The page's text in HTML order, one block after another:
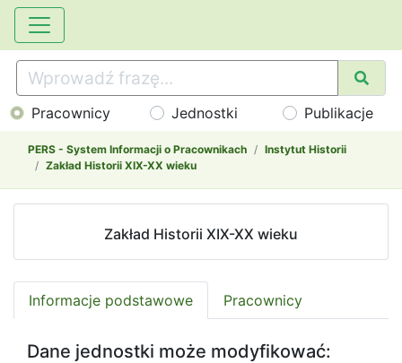
Pracownicy Jednostki Publikacje
PERS - System Informacji o Pracownikach
Instytut Historii
Zakład Historii XIX-XX wieku
Zakład Historii XIX-XX wieku
Informacje podstawowe Pracownicy
Dane jednostki może modyfikować: